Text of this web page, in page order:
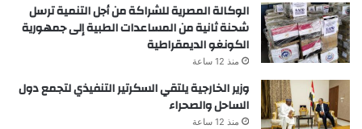
الوكالة المصرية للشراكة من أجل التنمية ترسل
شحنة ثانية من المساعدات الطبية إلى جمهورية
الكونغو الديمقراطية
منذ 12 ساعة
وزير الخارجية يلتقي السكرتير التنفيذي لتجمع دول
الساحل والصحراء
منذ 12 ساعة